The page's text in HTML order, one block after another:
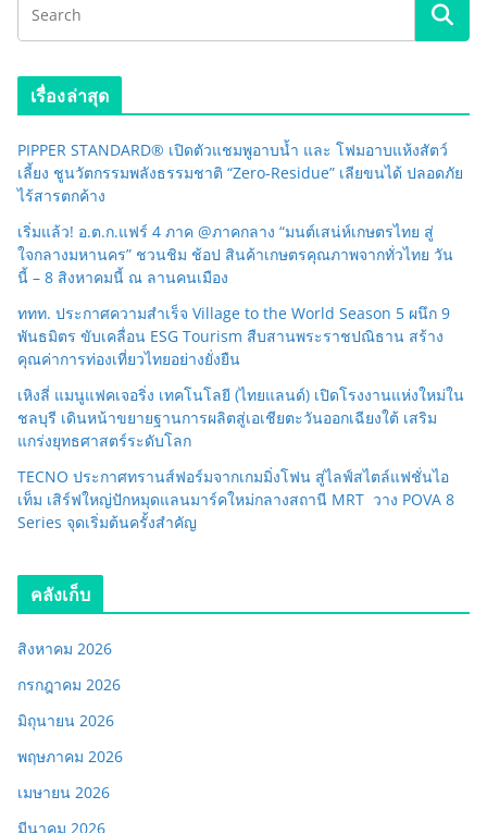
เรื่องล่าสุด
PIPPER STANDARD® เปิดตัวแชมพูอาบน้ำ และ โฟมอาบแห้งสัตว์
เลี้ยง ชูนวัตกรรมพลังธรรมชาติ “Zero-Residue” เลียขนได้ ปลอดภัย
ไร้สารตกค้าง
เริ่มแล้ว! อ.ต.ก.แฟร์ 4 ภาค @ภาคกลาง “มนต์เสน่ห์เกษตรไทย สู่
ใจกลางมหานคร” ชวนชิม ช้อป สินค้าเกษตรคุณภาพจากทั่วไทย วัน
นี้ – 8 สิงหาคมนี้ ณ ลานคนเมือง
ททท. ประกาศความสำเร็จ Village to the World Season 5 ผนึก 9
พันธมิตร ขับเคลื่อน ESG Tourism สืบสานพระราชปณิธาน สร้าง
คุณค่าการท่องเที่ยวไทยอย่างยั่งยืน
เหิงลี่ แมนูแฟคเจอริ่ง เทคโนโลยี (ไทยแลนด์) เปิดโรงงานแห่งใหม่ใน
ชลบุรี เดินหน้าขยายฐานการผลิตสู่เอเชียตะวันออกเฉียงใต้ เสริม
แกร่งยุทธศาสตร์ระดับโลก
TECNO ประกาศทรานส์ฟอร์มจากเกมมิ่งโฟน สู่ไลฟ์สไตล์แฟชั่นไอ
เท็ม เสิร์ฟใหญ่ปักหมุดแลนมาร์คใหม่กลางสถานี MRT วาง POVA 8
Series จุดเริ่มต้นครั้งสำคัญ
คลังเก็บ
สิงหาคม 2026
กรกฎาคม 2026
มิถุนายน 2026
พฤษภาคม 2026
เมษายน 2026
มีนาคม 2026